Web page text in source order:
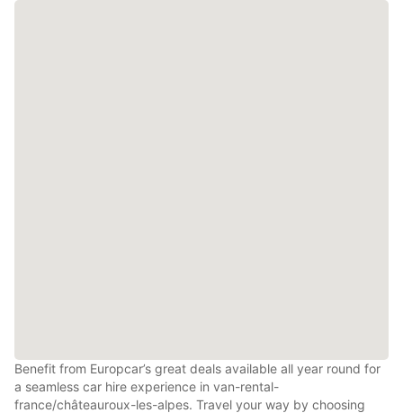
Benefit from Europcar’s great deals available all year round for
a seamless car hire experience in van-rental-
france/châteauroux-les-alpes. Travel your way by choosing